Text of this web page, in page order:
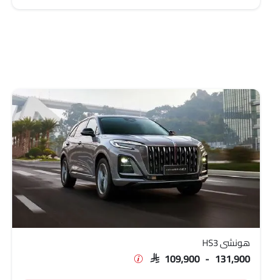
هونشي HS3
SAR 109,900 - 131,900